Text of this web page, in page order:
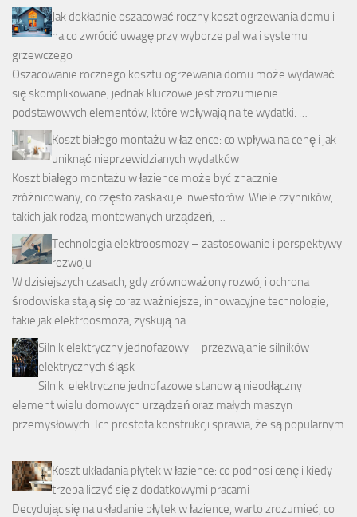
Jak dokładnie oszacować roczny koszt ogrzewania domu i
na co zwrócić uwagę przy wyborze paliwa i systemu
grzewczego
Oszacowanie rocznego kosztu ogrzewania domu może wydawać
się skomplikowane, jednak kluczowe jest zrozumienie
podstawowych elementów, które wpływają na te wydatki. …
Koszt białego montażu w łazience: co wpływa na cenę i jak
uniknąć nieprzewidzianych wydatków
Koszt białego montażu w łazience może być znacznie
zróżnicowany, co często zaskakuje inwestorów. Wiele czynników,
takich jak rodzaj montowanych urządzeń, …
Technologia elektroosmozy – zastosowanie i perspektywy
rozwoju
W dzisiejszych czasach, gdy zrównoważony rozwój i ochrona
środowiska stają się coraz ważniejsze, innowacyjne technologie,
takie jak elektroosmoza, zyskują na …
Silnik elektryczny jednofazowy – przezwajanie silników
elektrycznych śląsk
Silniki elektryczne jednofazowe stanowią nieodłączny
element wielu domowych urządzeń oraz małych maszyn
przemysłowych. Ich prostota konstrukcji sprawia, że są popularnym
…
Koszt układania płytek w łazience: co podnosi cenę i kiedy
trzeba liczyć się z dodatkowymi pracami
Decydując się na układanie płytek w łazience, warto zrozumieć, co